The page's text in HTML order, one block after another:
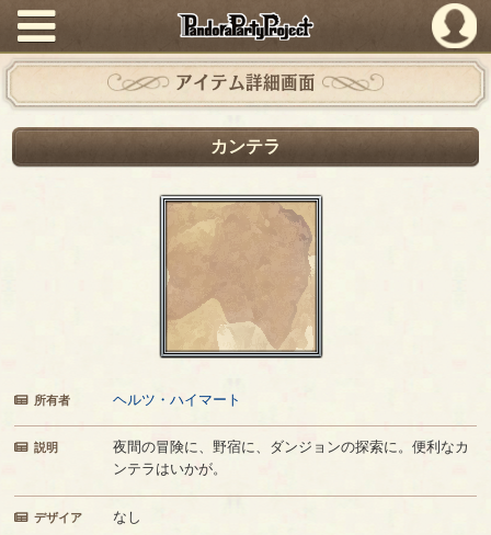
PandoraPartyProject
アイテム詳細画面
カンテラ
所有者 ヘルツ・ハイマート
説明
夜間の冒険に、野宿に、ダンジョンの探索に。便利なカ
ンテラはいかが。
デザイア なし